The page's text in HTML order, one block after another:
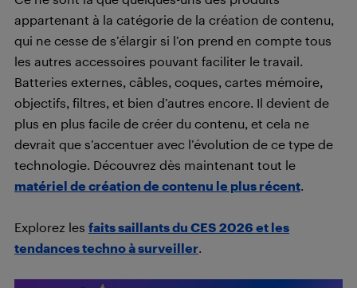
appartenant à la catégorie de la création de contenu,
qui ne cesse de s’élargir si l’on prend en compte tous
les autres accessoires pouvant faciliter le travail.
Batteries externes, câbles, coques, cartes mémoire,
objectifs, filtres, et bien d’autres encore. Il devient de
plus en plus facile de créer du contenu, et cela ne
devrait que s’accentuer avec l’évolution de ce type de
technologie. Découvrez dès maintenant tout le
matériel de création de contenu le plus récent.
Explorez les faits saillants du CES 2026 et les
tendances techno à surveiller.